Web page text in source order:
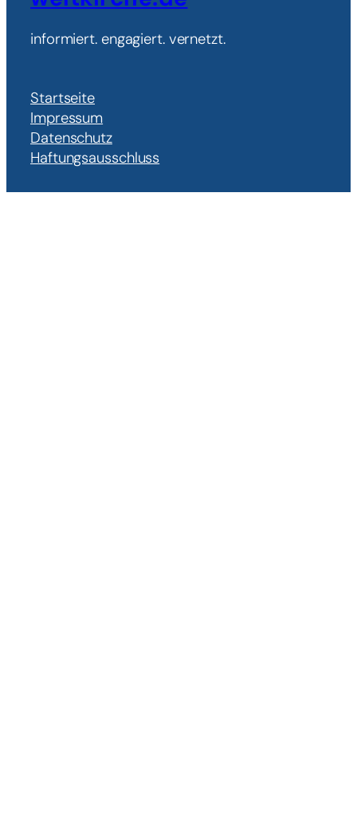
informiert. engagiert. vernetzt.
Startseite
Impressum
Datenschutz
Haftungsausschluss